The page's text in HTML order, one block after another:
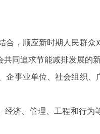
，顺应新时期人民群众
同追求节能减排发展的新
事业单位、社会组织、
济、管理、工程和行为